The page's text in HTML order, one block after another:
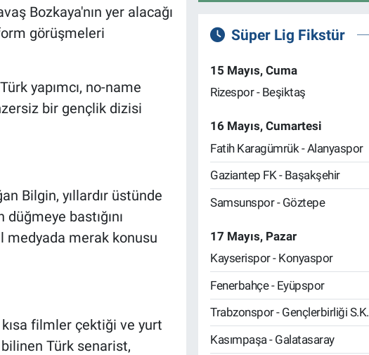
Bozkaya'nın yer alacağı
görüşmeleri
yapımcı, no-name
bir gençlik dizisi
Bilgin, yıllardır üstünde
bastığını
medyada merak konusu
filmler çektiği ve yurt
Türk senarist,
Süper Lig Fikstür
15 Mayıs, Cuma
Rizespor - Beşiktaş
16 Mayıs, Cumartesi
Fatih Karagümrük - Alanyaspor
Gaziantep FK - Başakşehir
Samsunspor - Göztepe
17 Mayıs, Pazar
Kayserispor - Konyaspor
Fenerbahçe - Eyüpspor
Trabzonspor - Gençlerbirliği S.K.
Kasımpaşa - Galatasaray